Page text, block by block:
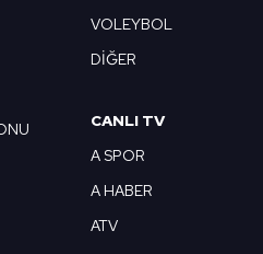
Metnimizi okumak ve
VOLEYBOL
DİĞER
CANLI TV
A SPOR
A HABER
ATV